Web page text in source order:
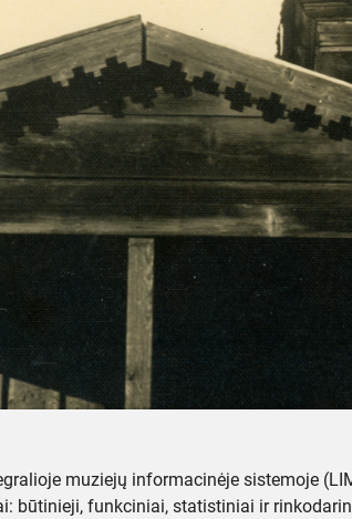
muziejų informacinėje sistemoje
būtinieji, funkciniai, statistiniai ir